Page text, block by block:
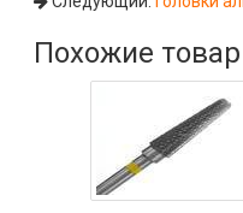
Похожие